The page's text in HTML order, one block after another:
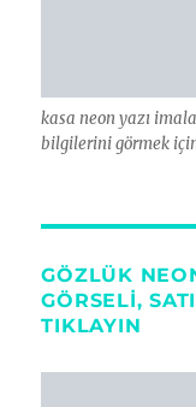
kasa neon yazı
bilgilerini görmek
GÖZLÜK
GÖRSELI,
TIKLAYIN